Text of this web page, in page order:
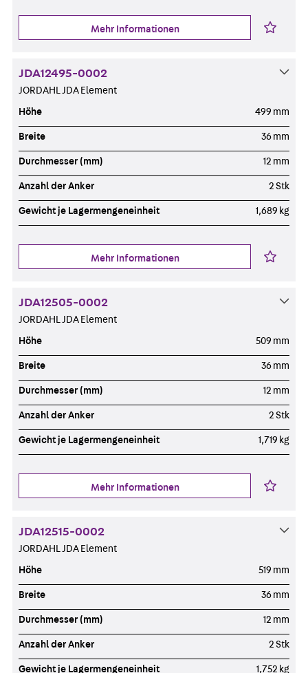
Mehr Informationen
JDA12495-0002
JORDAHL JDA Element
Höhe 499 mm
Breite 36 mm
Durchmesser (mm) 12 mm
Anzahl der Anker 2 Stk
Gewicht je Lagermengeneinheit 1,689 kg
Mehr Informationen
JDA12505-0002
JORDAHL JDA Element
Höhe 509 mm
Breite 36 mm
Durchmesser (mm) 12 mm
Anzahl der Anker 2 Stk
Gewicht je Lagermengeneinheit 1,719 kg
Mehr Informationen
JDA12515-0002
JORDAHL JDA Element
Höhe 519 mm
Breite 36 mm
Durchmesser (mm) 12 mm
Anzahl der Anker 2 Stk
Gewicht je Lagermengeneinheit 1,752 kg